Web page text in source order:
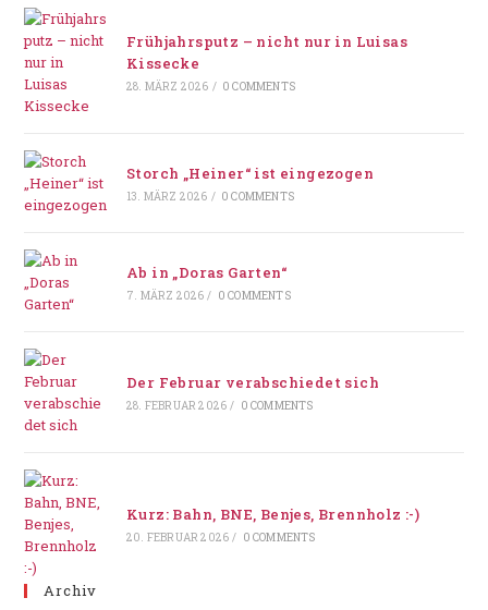
Frühjahrsputz – nicht nur in Luisas
Kissecke
28. MÄRZ 2026 / 0 COMMENTS
Storch „Heiner“ ist eingezogen
13. MÄRZ 2026 / 0 COMMENTS
Ab in „Doras Garten“
7. MÄRZ 2026 / 0 COMMENTS
Der Februar verabschiedet sich
28. FEBRUAR 2026 / 0 COMMENTS
Kurz: Bahn, BNE, Benjes, Brennholz :-)
20. FEBRUAR 2026 / 0 COMMENTS
Archiv